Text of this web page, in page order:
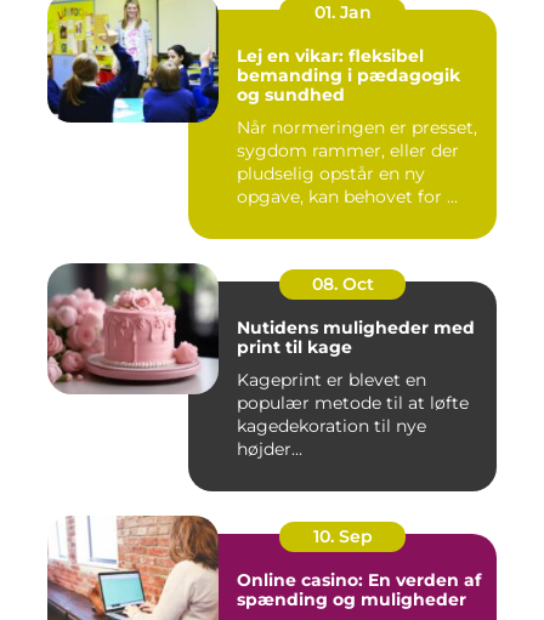
01. Jan
Lej en vikar: fleksibel
bemanding i pædagogik
og sundhed
Når normeringen er presset,
sygdom rammer, eller der
pludselig opstår en ny
opgave, kan behovet for ...
08. Oct
Nutidens muligheder med
print til kage
Kageprint er blevet en
populær metode til at løfte
kagedekoration til nye
højder...
10. Sep
Online casino: En verden af
spænding og muligheder